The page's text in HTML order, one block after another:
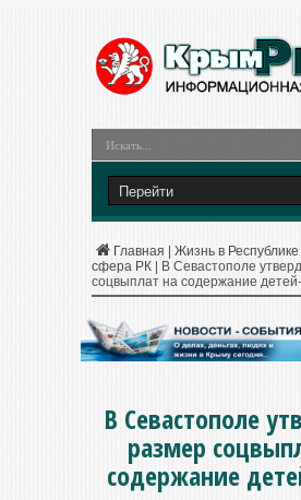
Главная Жизнь в Республике
сфера РК
В Севастополе
соцвыплат на содержание
В Севастополе
размер
содержание